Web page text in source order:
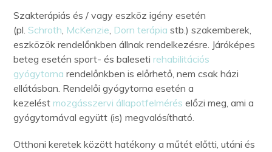
Szakterápiás és / vagy eszköz igény esetén
(pl. Schroth, McKenzie, Dorn terápia stb.) szakemberek,
eszközök rendelőnkben állnak rendelkezésre. Járóképes
beteg esetén sport- és balesetirehabilitációs
gyógytorna rendelőnkben is előrhető, nem csak házi
ellátásban. Rendelői gyógytorna esetén a
kezeléstmozgásszervi állapotfelmérés előzi meg, ami a
gyógytornával együtt (is) megvalósítható.
Otthoni keretek között hatékony a műtét előtti, utáni és